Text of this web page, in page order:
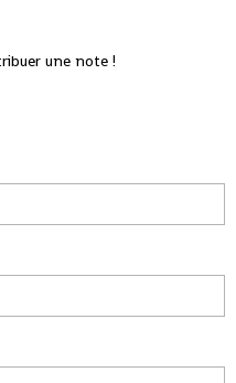
une note !